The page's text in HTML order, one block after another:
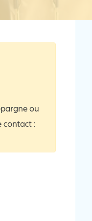
ou
contact :